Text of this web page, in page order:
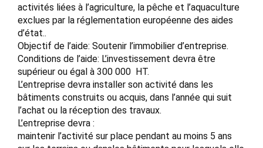
activités liées à l’agriculture, la pêche et l’aquaculture
exclues par la réglementation européenne des aides
d’état..
Objectif de l’aide: Soutenir l’immobilier d’entreprise.
Conditions de l’aide: L’investissement devra être
supérieur ou égal à 300 000  HT.
L’entreprise devra installer son activité dans les
bâtiments construits ou acquis, dans l’année qui suit
l’achat ou la réception des travaux.
L’entreprise devra :
maintenir l’activité sur place pendant au moins 5 ans